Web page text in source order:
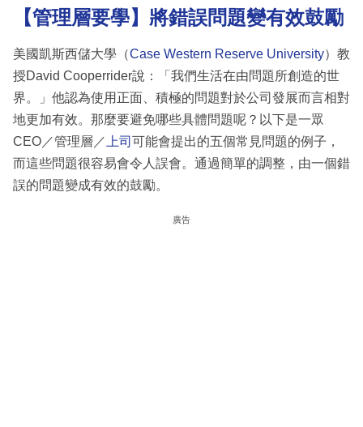
【管理層要學】將錯誤問題變有效鼓勵
美國凱斯西儲大學（Case Western Reserve University）教
授David Cooperrider說：「我們生活在由問題所創造的世
界。」他認為使用正面、積極的問題對於公司發展而言相對
地更加有效。那麼要避免哪些具體問題呢？以下是一眾
CEO／管理層／ 上司 可能會提出的五個常見問題的例子，
而這些問題很容易會令人誤會。通過簡單的調整，由一個錯
誤的問題變成有效的鼓勵。
廣告